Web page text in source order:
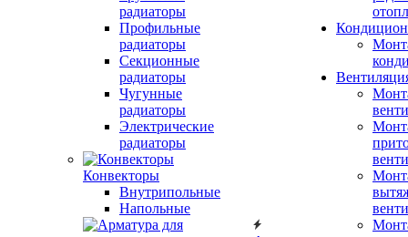
радиаторы
Профильные
радиаторы
Секционные
радиаторы
Чугунные
радиаторы
Электрические
радиаторы
Конвекторы
Внутрипольные
Напольные